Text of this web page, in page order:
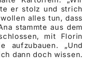
er stolz und strich
alles tun, dass
stammte aus dem
mit Florin
aufzubauen. „Und
dann doch wissen.